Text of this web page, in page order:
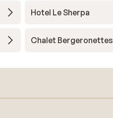
Hotel Le Sherpa
Chalet Bergeronettes